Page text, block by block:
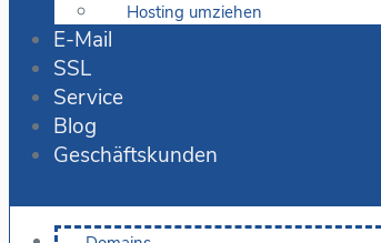
Hosting umziehen
E-Mail
SSL
Service
Blog
Geschäftskunden